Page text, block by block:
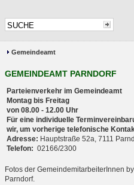
Gemeindeamt
GEMEINDEAMT PARNDORF
Parteienverkehr im
Montag bis Freitag
von 08.00 - 12.00 Uhr
Für eine individuelle
wir, um vorherige telefonische
Adresse: Hauptstraße 52a, 7111
Telefon: 02166/2300
Fotos der GemeindemitarbeiterInnen
Parndorf.